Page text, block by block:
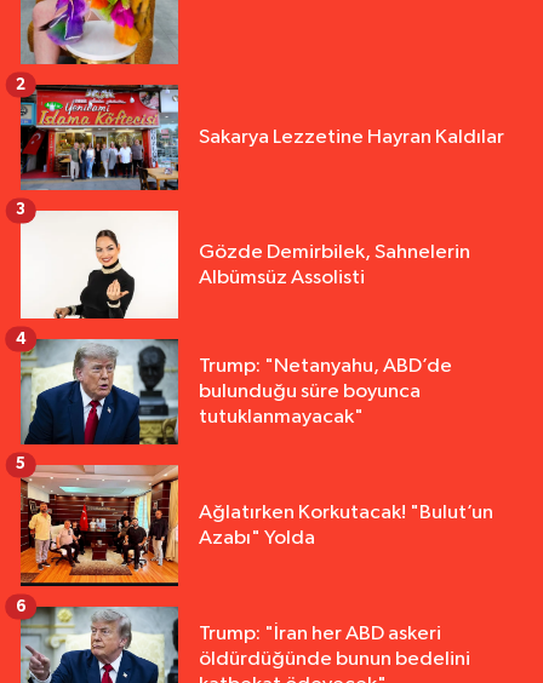
Sakarya Lezzetine Hayran Kaldılar
2
Gözde Demirbilek, Sahnelerin
Albümsüz Assolisti
3
Trump: "Netanyahu, ABD’de
bulunduğu süre boyunca
tutuklanmayacak"
4
Ağlatırken Korkutacak! "Bulut’un
Azabı" Yolda
5
Trump: "İran her ABD askeri
öldürdüğünde bunun bedelini
6